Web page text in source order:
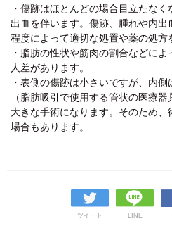
・傷跡はほとんどの場合目立たな
出血を伴います。傷跡、腫れや内出
程度によって適切な処置や薬の処方
・脂肪の性状や筋肉の割合などに
人差があります。
・表側の傷跡は小さいですが、内
（脂肪吸引で使用する管状の医療
大きな手術になります。そのため
場合もあります。
ツイート LINE